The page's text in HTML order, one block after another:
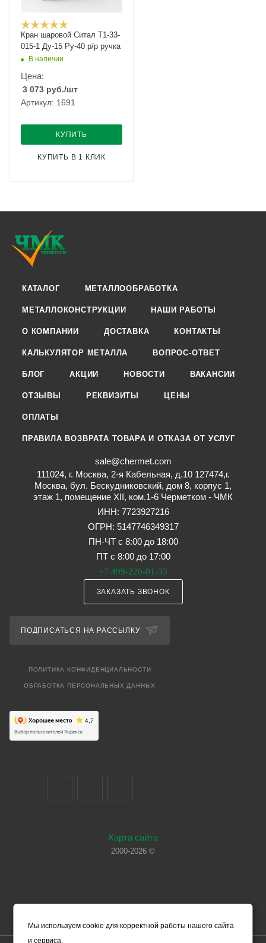
Кран шаровой Cитал T1-33-
015-1 Ду-15 Ру-40 р/р ручка
В наличии
Цена:
3 073 руб./шт
Артикул: 1691
КУПИТЬ
КУПИТЬ В 1 КЛИК
КАТАЛОГ МЕТАЛЛООБРАБОТКА
МЕТАЛЛОКОНСТРУКЦИИ НАШИ РАБОТЫ
О КОМПАНИИ ДОСТАВКА КОНТАКТЫ
КАЛЬКУЛЯТОР МЕТАЛЛА ВОПРОС-ОТВЕТ
БЛОГ АКЦИИ НОВОСТИ ВАКАНСИИ
ОТЗЫВЫ РЕКВИЗИТЫ ЦЕНЫ
ОПЛАТЫ
ПРАВИЛА ВОЗВРАТА ТОВАРА И ОТКАЗА ОТ УСЛУГ
sale@chermet.com
111024, г. Москва, 2-я Кабельная, д.10 127474,г.
Москва, бул. Бескудниковский, дом 8, корпус 1,
этаж 1, помещение XII, ком.1-6 Черметком - ЧМК
ИНН: 7723927216
ОГРН: 5147746349317
ПН-ЧТ с 8:00 до 18:00
ПТ с 8:00 до 17:00
+7 499-220-01-33
ЗАКАЗАТЬ ЗВОНОК
ПОДПИСАТЬСЯ НА РАССЫЛКУ
ПОЛИТИКА КОНФИДЕНЦИАЛЬНОСТИ
ОБРАБОТКА ПЕРСОНАЛЬНЫХ ДАННЫХ
Карта сайта
2000-2026 ©
Мы используем cookie для корректной работы нашего сайта
и сервиса.